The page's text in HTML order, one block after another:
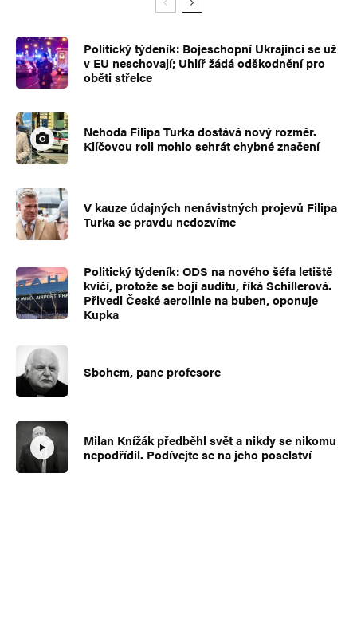
Politický týdeník: Bojeschopní Ukrajinci se už
v EU neschovají; Uhlíř žádá odškodnění pro
oběti střelce
Nehoda Filipa Turka dostává nový rozměr.
Klíčovou roli mohlo sehrát chybné značení
V kauze údajných nenávistných projevů Filipa
Turka se pravdu nedozvíme
Politický týdeník: ODS na nového šéfa letiště
kvičí, protože se bojí auditu, říká Schillerová.
Přivedl České aerolinie na buben, oponuje
Kupka
Sbohem, pane profesore
Milan Knížák předběhl svět a nikdy se nikomu
nepodřídil. Podívejte se na jeho poselství